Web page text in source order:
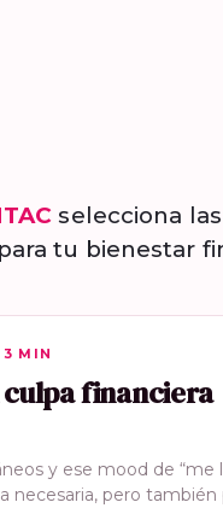
selecciona
tu bienestar
MIN
culpa financiera
y ese mood de “me
necesaria, pero también